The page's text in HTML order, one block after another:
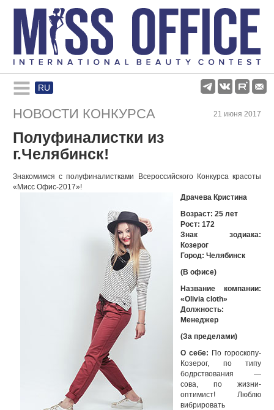
RU
Rules and regulations
About pageant
Participants
Gallery
НОВОСТИ КОНКУРСА 21 июня 2017
Полуфиналистки из
г.Челябинск!
Знакомимся с полуфиналистками Всероссийского Конкурса красоты
«Мисс Офис-2017»!
Драчева Кристина
Возраст: 25 лет
Рост: 172
Знак зодиака:
Козерог
Город: Челябинск
(В офисе)
Название компании:
«Olivia cloth»
Должность:
Менеджер
(За пределами)
О себе: По гороскопу-
Козерог, по типу
бодрствования —
сова, по жизни-
оптимист! Люблю
вибрировать